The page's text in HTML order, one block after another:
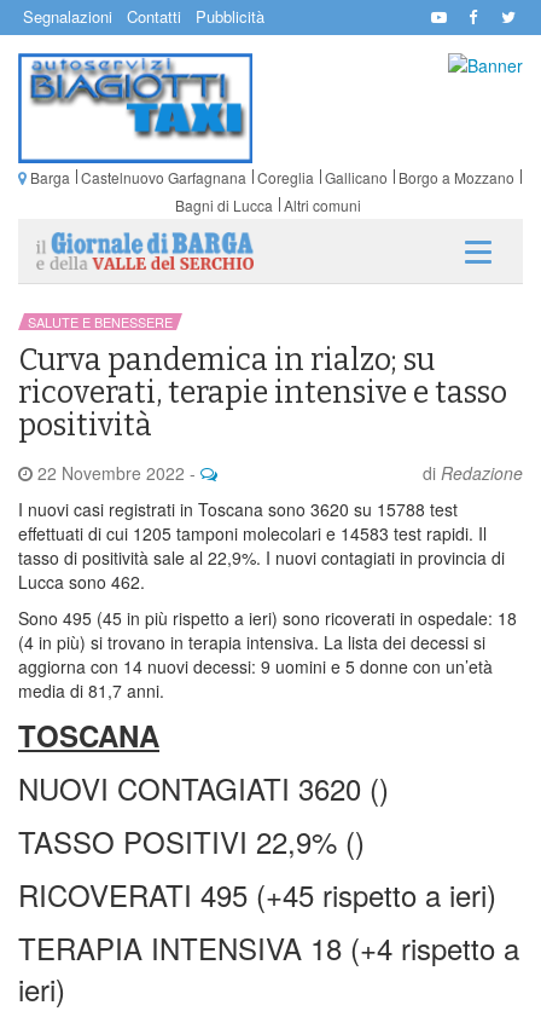
Segnalazioni Contatti Pubblicità
Barga Castelnuovo Garfagnana Coreglia Gallicano
Borgo a Mozzano
Bagni di Lucca Altri comuni
SALUTE E BENESSERE
Curva pandemica in rialzo; su
ricoverati, terapie intensive e tasso
positività
22 Novembre 2022 - di Redazione
I nuovi casi registrati in Toscana sono 3620 su 15788 test
effettuati di cui 1205 tamponi molecolari e 14583 test rapidi. Il
tasso di positività sale al 22,9%. I nuovi contagiati in provincia di
Lucca sono 462.
Sono 495 (45 in più rispetto a ieri) sono ricoverati in ospedale: 18
(4 in più) si trovano in terapia intensiva. La lista dei decessi si
aggiorna con 14 nuovi decessi: 9 uomini e 5 donne con un’età
media di 81,7 anni.
TOSCANA
NUOVI CONTAGIATI 3620 ()
TASSO POSITIVI 22,9% ()
RICOVERATI 495 (+45 rispetto a ieri)
TERAPIA INTENSIVA 18 (+4 rispetto a
ieri)